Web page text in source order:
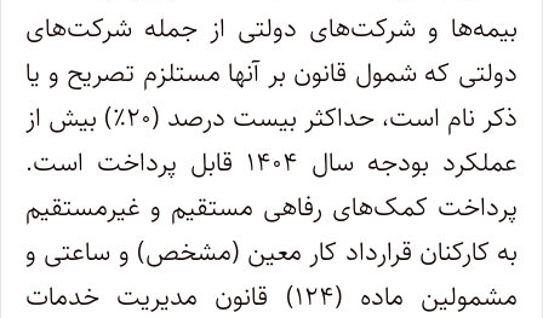
بیمه‌ها و شرکت‌های دولتی از جمله شرکت‌های
دولتی که شمول قانون بر آنها مستلزم تصریح و یا
ذکر نام است، حداکثر بیست درصد (۲۰٪) بیش از
عملکرد بودجه سال ۱۴۰۴ قابل پرداخت است.
پرداخت کمک‌های رفاهی مستقیم و غیرمستقیم
به کارکنان قرارداد کار معین (مشخص) و ساعتی و
مشمولین ماده (۱۲۴) قانون مدیریت خدمات